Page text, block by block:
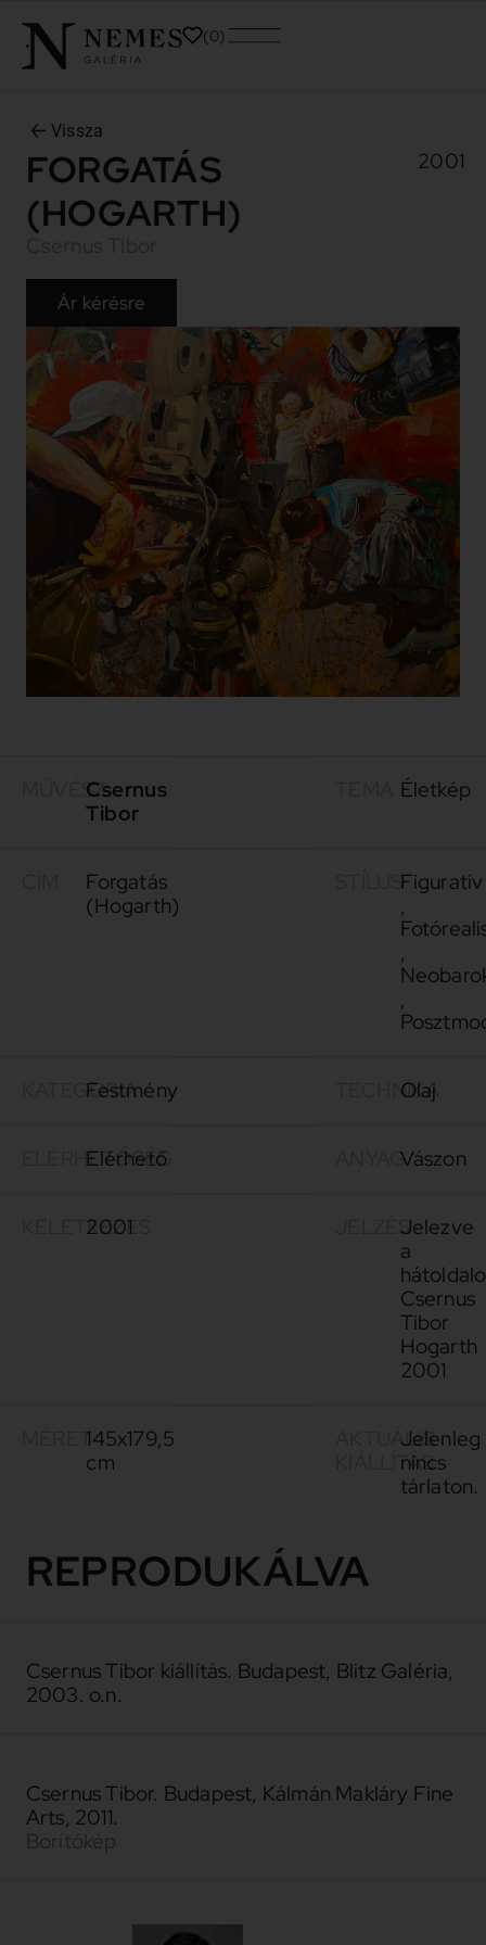
0
Vissza
FORGATÁS
(HOGARTH)
2001
Ár kérésre
MŰVÉSZCsernus
Tibor
Életkép
Forgatás
(Hogarth)
STÍLUSFiguratív
,
,
,
KATEGÓRIA
Festmény TECHNIKA
Olaj
ELÉRHETŐSÉG
Elérhető ANYAGVászon
KELETKEZÉS
2001 JELZÉSJelezve
a
Csernus
Tibor
Hogarth
2001
MÉRET145x179,5
cm
AKTUÁLIS
KIÁLLÍTÁS
Jelenleg
nincs
tárlaton.
REPRODUKÁLVA
Csernus Tibor kiállítás. Budapest, Blitz Galéria,
2003. o.n.
Csernus Tibor. Budapest, Kálmán Makláry Fine
Arts, 2011.